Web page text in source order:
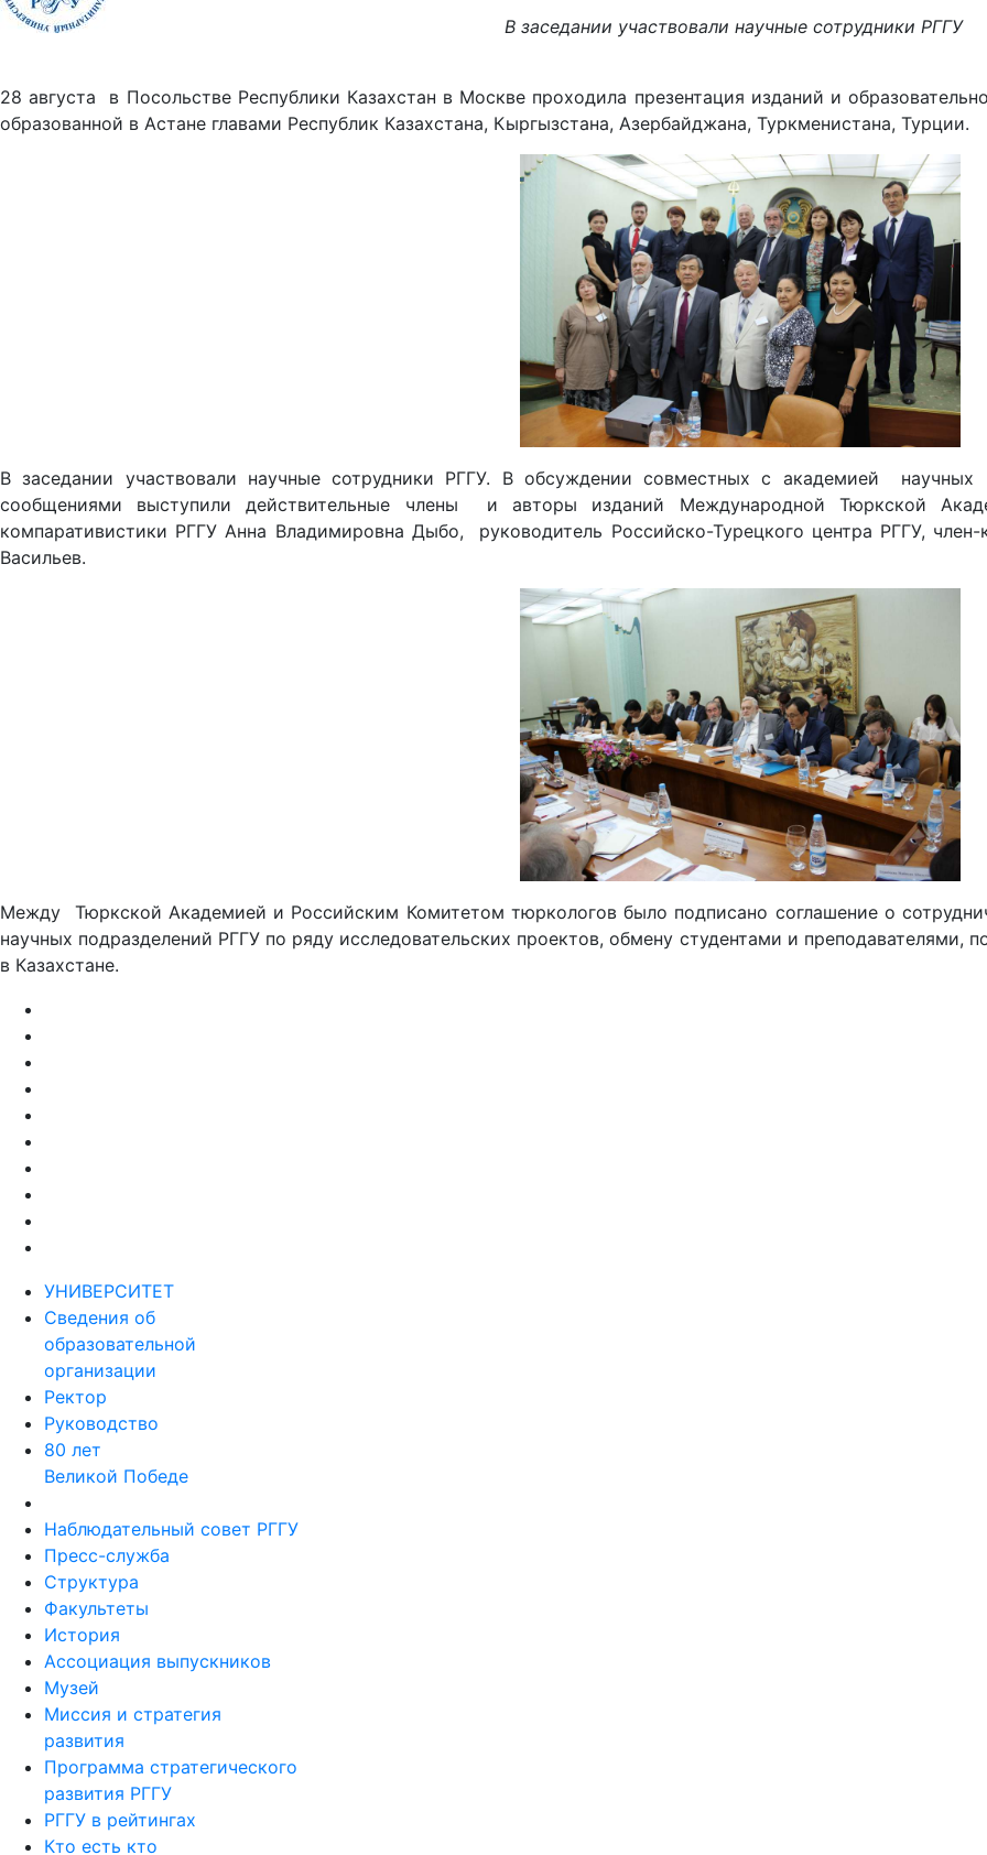
В заседании участвовали научные сотрудники РГГУ
28 августа в Посольстве Республики Казахстан в Москве проходила презентация изданий и
образованной в Астане главами Республик Казахстана, Кыргызстана, Азербайджана, Туркменистана, Турции.
В заседании участвовали научные сотрудники РГГУ. В обсуждении совместных с академией
сообщениями выступили действительные члены и авторы изданий Международной Тюркской
компаративистики РГГУ Анна Владимировна Дыбо, руководитель Российско-Турецкого центра РГГУ,
Васильев.
Между Тюркской Академией и Российским Комитетом тюркологов было подписано соглашение о
научных подразделений РГГУ по ряду исследовательских проектов, обмену студентами и преподавателями,
в Казахстане.
УНИВЕРСИТЕТ
Сведения об
образовательной
организации
Ректор
Руководство
80 лет
Великой Победе
Наблюдательный совет РГГУ
Пресс-служба
Структура
Факультеты
История
Ассоциация выпускников
Музей
Миссия и стратегия
развития
Программа стратегического
развития РГГУ
РГГУ в рейтингах
Кто есть кто